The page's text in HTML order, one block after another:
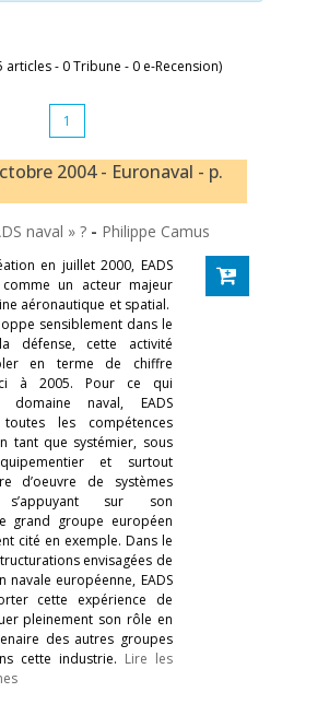
articles - 0 Tribune - 0 e-Recension)
1
2004 - Euronaval - p.
naval » ? - Philippe Camus
en juillet 2000, EADS
comme un acteur majeur
aéronautique et spatial.
sensiblement dans le
défense, cette activité
en terme de chiffre
à 2005. Pour ce qui
domaine naval, EADS
les compétences
tant que systémier, sous
et surtout
d’oeuvre de systèmes
s’appuyant sur son
grand groupe européen
cité en exemple. Dans le
envisagées de
navale européenne, EADS
cette expérience de
pleinement son rôle en
des autres groupes
cette industrie. Lire les